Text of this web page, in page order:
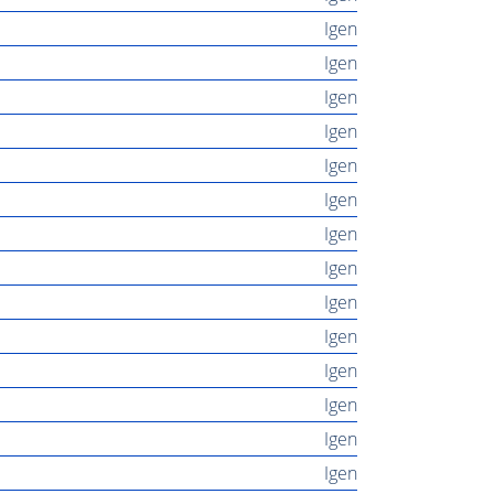
Igen
Igen
Igen
Igen
Igen
Igen
Igen
Igen
Igen
Igen
Igen
Igen
Igen
Igen